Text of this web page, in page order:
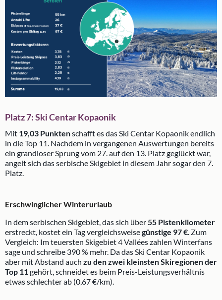
Platz 7: Ski Centar Kopaonik
Mit 19,03 Punktenschafft es das Ski Centar Kopaonik endlich
in die Top 11. Nachdem in vergangenen Auswertungen bereits
ein grandioser Sprung vom 27. auf den 13. Platz geglückt war,
angelt sich das serbische Skigebiet in diesem Jahr sogar den 7.
Platz.
Erschwinglicher Winterurlaub
In dem serbischen Skigebiet, das sich über55 Pistenkilometer
erstreckt, kostet ein Tag vergleichsweisegünstige 97 €. Zum
Vergleich: Im teuersten Skigebiet 4 Vallées zahlen Winterfans
sage und schreibe 390 % mehr. Da das Ski Centar Kopaonik
aber mit Abstand auch zu den zwei kleinsten Skiregionen der
Top 11gehört, schneidet es beim Preis-Leistungsverhältnis
etwas schlechter ab (0,67 €/km).